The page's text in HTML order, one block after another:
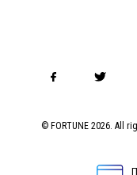
© FORTUNE 2026. All